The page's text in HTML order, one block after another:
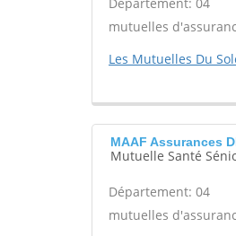
mutuelles
Les Mutuelles Du
MAAF Assurances
Mutuelle Santé
Département: 04
mutuelles